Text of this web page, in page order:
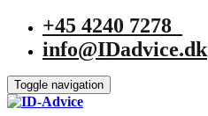
+45 4240 7278
info@IDadvice.dk
Toggle navigation